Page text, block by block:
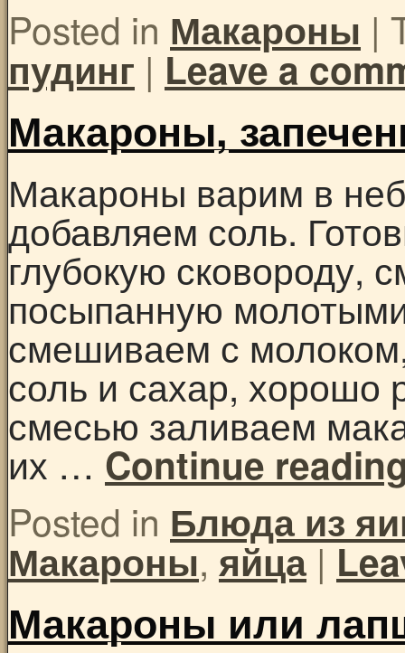
Posted in Макароны |
пудинг | Leave a
Макароны,
Макароны варим в
добавляем соль.
глубокую сковороду,
посыпанную
смешиваем с
соль и сахар,
смесью заливаем
их … Continue
Posted in Блюда из
Макароны,яйца|
Макароны или